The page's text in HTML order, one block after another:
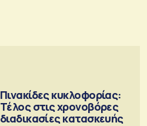
Πινακίδες κυκλοφορίας:
Τέλος στις χρονοβόρες
διαδικασίες κατασκευής